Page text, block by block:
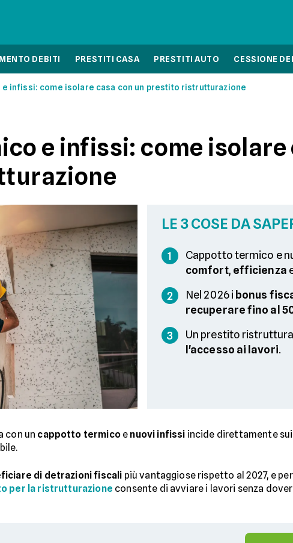
DEBITI PRESTITI CASA PRESTITI AUTO CESSIONE
infissi: come isolare casa con un prestito ristrutturazione
e infissi: come isolare
LE 3 COSE DA
1 Cappotto termico e
comfort, efficienza
2 Nel 2026 i bonus
recuperare fino al
3 Un prestito
l'accesso ai lavori.
con un cappotto termicoe nuovi infissi incide direttamente
di detrazioni fiscali più vantaggiose rispetto al 2027, e
per la ristrutturazione consente di avviare i lavori senza